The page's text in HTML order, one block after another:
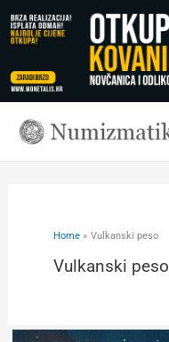
to
content
Home Vulkanski peso
Vulkanski peso